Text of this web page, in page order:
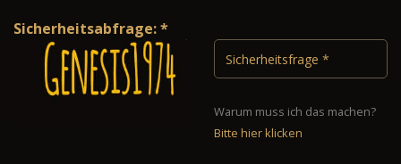
Sicherheitsabfrage: *
Warum muss ich das machen?
Bitte hier klicken